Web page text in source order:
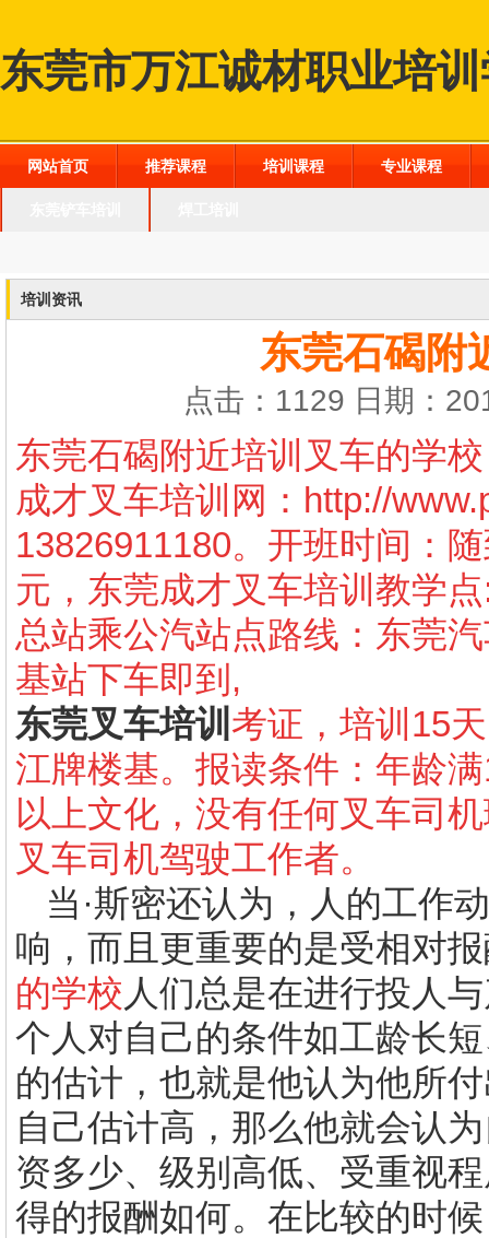
东莞市万江诚材职业培
网站首页 推荐课程 培训课程 专业课程
培训资讯
东莞石碣附
点击：1129 日期：
东莞石碣附近培训叉车的学校
成才叉车培训网： http://
13826911180。开班时间：
元，东莞成才叉车培训教学点
总站乘公汽站点路线：东莞
基站下车即到 ,
东莞叉车培训 考证，培训 15
江牌楼基。报读条件：年龄满
以上文化，没有任何叉车司
叉车司机驾驶工作者。
当·斯密还认为，人的工作
响，而且更重要的是受相对
的学校 人们总是在进行投人
个人对自己的条件如工龄长
的估计，也就是他认为他所
自己估计高，那么他就会认
资多少、级别高低、受重视
得的报酬如何。在比较的时